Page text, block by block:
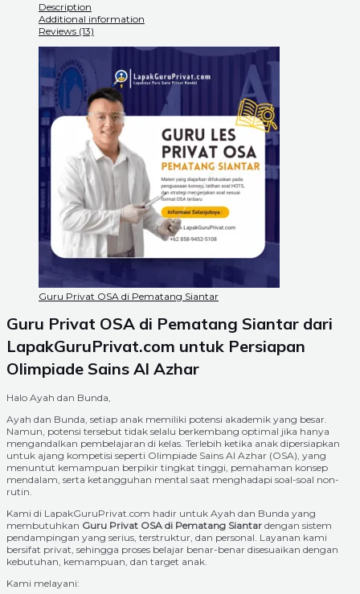
Description
Additional information
Reviews (13)
Guru Privat OSA di Pematang Siantar
Guru Privat OSA di Pematang Siantar dari
LapakGuruPrivat.com untuk Persiapan
Olimpiade Sains Al Azhar
Halo Ayah dan Bunda,
Ayah dan Bunda, setiap anak memiliki potensi akademik yang besar.
Namun, potensi tersebut tidak selalu berkembang optimal jika hanya
mengandalkan pembelajaran di kelas. Terlebih ketika anak dipersiapkan
untuk ajang kompetisi seperti Olimpiade Sains Al Azhar (OSA), yang
menuntut kemampuan berpikir tingkat tinggi, pemahaman konsep
mendalam, serta ketangguhan mental saat menghadapi soal-soal non-
rutin.
Kami di LapakGuruPrivat.com hadir untuk Ayah dan Bunda yang
membutuhkan Guru Privat OSA di Pematang Siantar dengan sistem
pendampingan yang serius, terstruktur, dan personal. Layanan kami
bersifat privat, sehingga proses belajar benar-benar disesuaikan dengan
kebutuhan, kemampuan, dan target anak.
Kami melayani: